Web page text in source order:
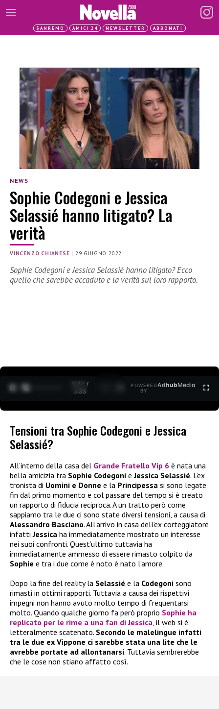
SANREMO AMICI 24 NEWSLETTER ABBONATI
NEWS
Sophie Codegoni e Jessica
Selassié hanno litigato? La
verità
VINCENZO CHIANESE |29 GIUGNO 2022
Sophie Codegoni e Jessica Selassié hanno litigato? Ecco
quello che sarebbe accaduto e la verità sul loro rapporto.
0:27 /
3:35
POWERED
BY
AdhubMedia
Tensioni tra Sophie Codegoni e Jessica
Selassié?
All’interno della casa del Grande Fratello Vip 6 è nata una
bella amicizia tra Sophie Codegoni eJessica Selassié. L’ex
tronista di Uomini e Donne e la Principessa si sono legate
fin dal primo momento e col passare del tempo si è creato
un rapporto di fiducia reciproca. A un tratto però come
sappiamo tra le due ci sono state diversi tensioni, a causa di
Alessandro Basciano. All’arrivo in casa dell’ex corteggiatore
infattiJessica ha immediatamente mostrato un interesse
nei suoi confronti. Quest’ultimo tuttavia ha
immediatamente ammesso di essere rimasto colpito da
Sophie e tra i due come è noto è nato l’amore.
Dopo la fine del reality la Selassié e la Codegoni sono
rimasti in ottimi rapporti. Tuttavia a causa dei rispettivi
impegni non hanno avuto molto tempo di frequentarsi
molto. Quando qualche giorno fa però proprio Sophie ha
replicato per le rime a una fan diJessica, il web si è
letteralmente scatenato. Secondo le malelingue infatti
tra le due ex Vippone ci sarebbe stata una lite che le
avrebbe portate ad allontanarsi. Tuttavia sembrerebbe
che le cose non stiano affatto così.